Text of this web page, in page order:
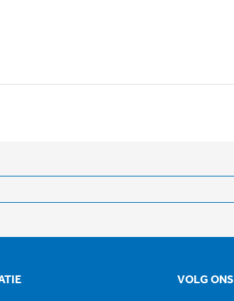
VOLG ONS